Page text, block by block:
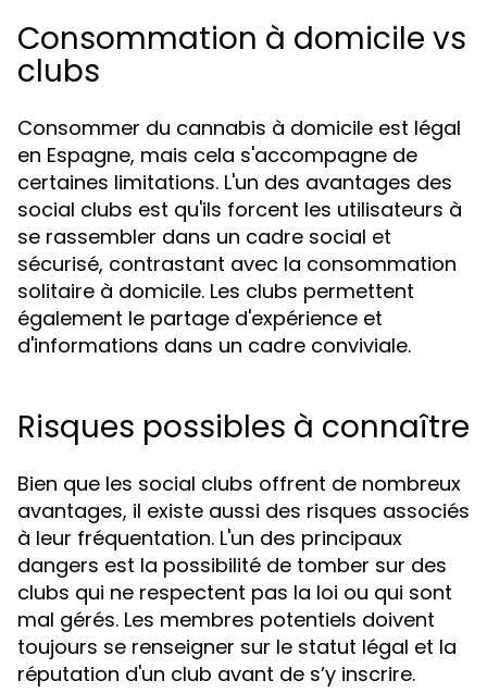
Consommation à domicile vs
clubs
Consommer du cannabis à domicile est légal
en Espagne, mais cela s'accompagne de
certaines limitations. L'un des avantages des
social clubs est qu'ils forcent les utilisateurs à
se rassembler dans un cadre social et
sécurisé, contrastant avec la consommation
solitaire à domicile. Les clubs permettent
également le partage d'expérience et
d'informations dans un cadre conviviale.
Risques possibles à connaître
Bien que les social clubs offrent de nombreux
avantages, il existe aussi des risques associés
à leur fréquentation. L'un des principaux
dangers est la possibilité de tomber sur des
clubs qui ne respectent pas la loi ou qui sont
mal gérés. Les membres potentiels doivent
toujours se renseigner sur le statut légal et la
réputation d'un club avant de s’y inscrire.